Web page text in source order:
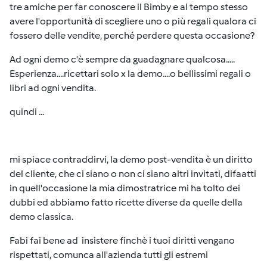
tre amiche per far conoscere il Bimby e al tempo stesso
avere l'opportunità di scegliere uno o più regali qualora ci
fossero delle vendite, perché perdere questa occasione?
Ad ogni demo c'è sempre da guadagnare qualcosa.....
Esperienza....ricettari solo x la demo....o bellissimi regali o
libri ad ogni vendita.
quindi ...
mi spiace contraddirvi, la demo post-vendita è un diritto
del cliente, che ci siano o non ci siano altri invitati, difaatti
in quell'occasione la mia dimostratrice mi ha tolto dei
dubbi ed abbiamo fatto ricette diverse da quelle della
demo classica.
Fabi fai bene ad insistere finchè i tuoi diritti vengano
rispettati, comunca all'azienda tutti gli estremi